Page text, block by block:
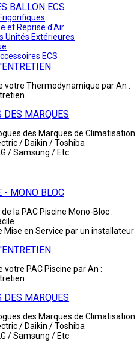
BALLON ECS
et Reprise d'Air
Unités Extérieures
ECS
votre Thermodynamique par An :
DES MARQUES
des Marques de Climatisation
/ Daikin / Toshiba
/ Samsung / Etc
- MONO BLOC
la PAC Piscine Mono-Bloc :
Mise en Service par un installateur
votre PAC Piscine par An :
DES MARQUES
des Marques de Climatisation
/ Daikin / Toshiba
/ Samsung / Etc